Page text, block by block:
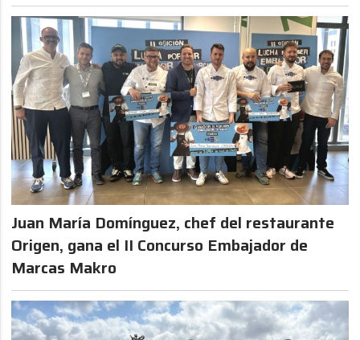
Juan María Domínguez, chef del restaurante
Origen, gana el II Concurso Embajador de
Marcas Makro